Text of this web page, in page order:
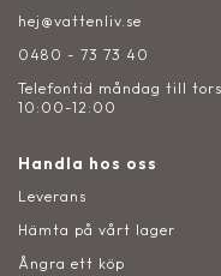
hej@vattenliv.se
0480 - 73 73 40
Telefontid måndag till
10:00-12:00
Handla hos oss
Leverans
Hämta på vårt lager
Ångra ett köp